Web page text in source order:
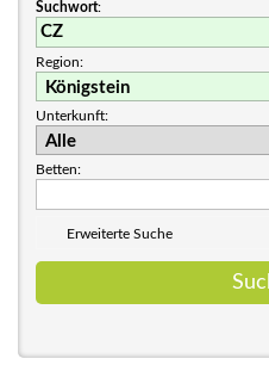
Suchwort:
Region:
Unterkunft:
Betten:
Erweiterte Suche